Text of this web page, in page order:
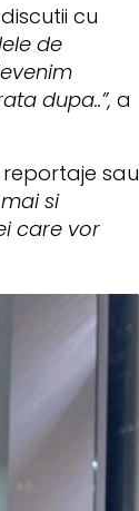
cu
de
dupa..”, a
sau
si
care vor